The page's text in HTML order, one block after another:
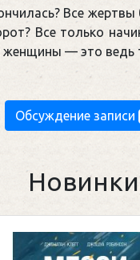
Все
Все только
— ​это ведь
Обсуждение записи
Новинки